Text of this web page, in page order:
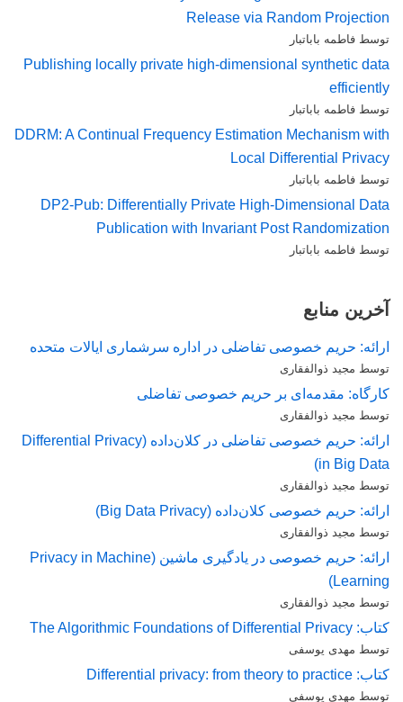
Release via Random Projection
توسط فاطمه باباتبار
Publishing locally private high-dimensional synthetic data
efficiently
توسط فاطمه باباتبار
DDRM: A Continual Frequency Estimation Mechanism with
Local Differential Privacy
توسط فاطمه باباتبار
DP2-Pub: Differentially Private High-Dimensional Data
Publication with Invariant Post Randomization
توسط فاطمه باباتبار
آخرین منابع
ارائه: حریم خصوصی تفاضلی در اداره سرشماری ایالات متحده
توسط مجید ذوالفقاری
کارگاه: مقدمه‌ای بر حریم خصوصی تفاضلی
توسط مجید ذوالفقاری
ارائه: حریم خصوصی تفاضلی در کلان‌داده (Differential Privacy
in Big Data)
توسط مجید ذوالفقاری
ارائه: حریم خصوصی کلان‌داده (Big Data Privacy)
توسط مجید ذوالفقاری
ارائه: حریم خصوصی در یادگیری ماشین (Privacy in Machine
Learning)
توسط مجید ذوالفقاری
کتاب: The Algorithmic Foundations of Differential Privacy
توسط مهدی یوسفی
کتاب: Differential privacy: from theory to practice
توسط مهدی یوسفی